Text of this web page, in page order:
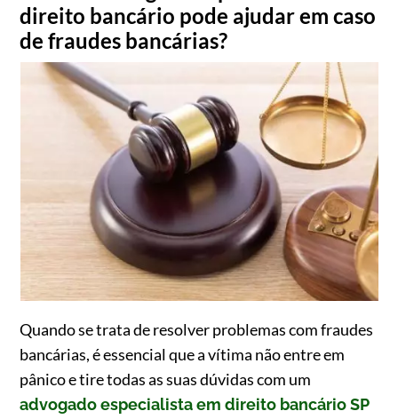
direito bancário pode ajudar em caso
de fraudes bancárias?
Quando se trata de resolver problemas com fraudes
bancárias, é essencial que a vítima não entre em
pânico e tire todas as suas dúvidas com um
advogado especialista em direito bancário SP